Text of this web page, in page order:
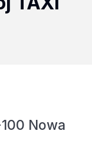
Nowa